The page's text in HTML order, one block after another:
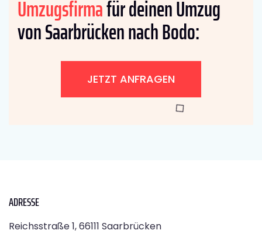
Umzugsfirmafür deinen Umzug
von Saarbrücken nach Bodo:
JETZT ANFRAGEN
ADRESSE
Reichsstraße 1, 66111 Saarbrücken